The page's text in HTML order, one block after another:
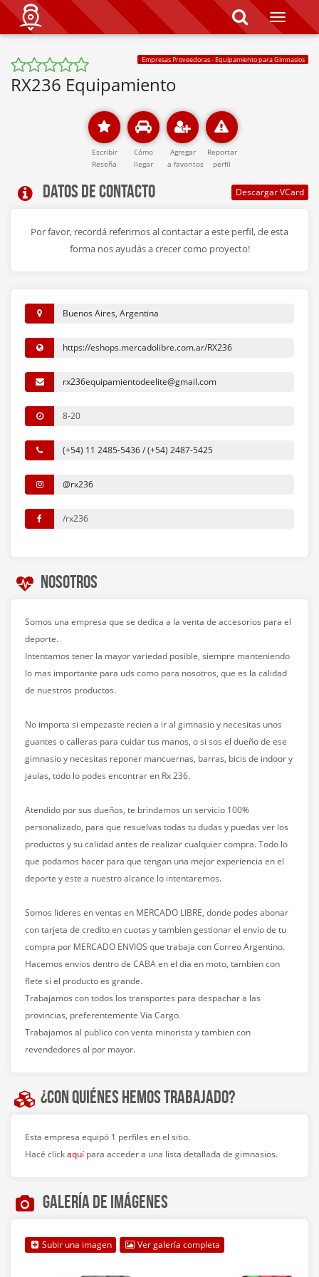
T
o
g
l
o
n
Empresas Proveedoras - Equipamiento para Gimnasios
RX236 Equipamiento
Escribir
Reseña
Cómo
llegar
Agregar
a favoritos
Reportar
perfil
Datos de contacto
Por favor, recordá referirnos al contactar a este perfil, de esta
forma nos ayudás a crecer como proyecto!
Buenos Aires, Argentina
https://eshops.mercadolibre.com.ar/RX236
rx236equipamientodeelite@gmail.com
8-20
(+54) 11 2485-5436 / (+54) 2487-5425
@rx236
/rx236
Nosotros
Somos una empresa que se dedica a la venta de accesorios para el
deporte.
Intentamos tener la mayor variedad posible, siempre manteniendo
lo mas importante para uds como para nosotros, que es la calidad
de nuestros productos.
No importa si empezaste recien a ir al gimnasio y necesitas unos
guantes o calleras para cuidar tus manos, o si sos el dueño de ese
gimnasio y necesitas reponer mancuernas, barras, bicis de indoor y
jaulas, todo lo podes encontrar en Rx 236.
Atendido por sus dueños, te brindamos un servicio 100%
personalizado, para que resuelvas todas tu dudas y puedas ver los
productos y su calidad antes de realizar cualquier compra. Todo lo
que podamos hacer para que tengan una mejor experiencia en el
deporte y este a nuestro alcance lo intentaremos.
Somos lideres en ventas en MERCADO LIBRE, donde podes abonar
con tarjeta de credito en cuotas y tambien gestionar el envio de tu
compra por MERCADO ENVIOS que trabaja con Correo Argentino.
Hacemos envios dentro de CABA en el dia en moto, tambien con
flete si el producto es grande.
Trabajamos con todos los transportes para despachar a las
provincias, preferentemente Via Cargo.
Trabajamos al publico con venta minorista y tambien con
revendedores al por mayor.
¿Con quiénes hemos trabajado?
Esta empresa equipó 1 perfiles en el sitio.
Hacé clickaquí para acceder a una lista detallada de gimnasios.
Galería de imágenes
Subir una imagen Ver galería completa